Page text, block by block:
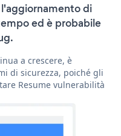
l'aggiornamento di
ed è probabile
a crescere, è
di sicurezza, poiché gli
Resume vulnerabilità